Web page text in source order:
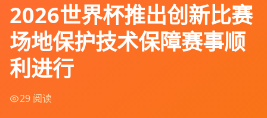
2026世界杯推出创新比赛
场地保护技术保障赛事顺
利进行
29 阅读